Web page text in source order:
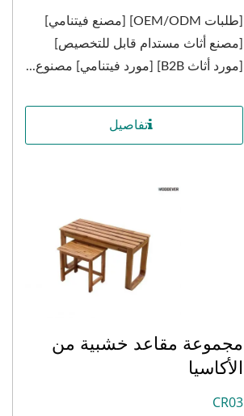
[طلبات OEM/ODM] [مصنع فيتنامي]
[مصنع أثاث مستدام قابل للتخصيص]
[مورد أثاث B2B] [مورد فيتنامي] مصنوع...
تفاصيل
مجموعة مقاعد خشبية من
الأكاسيا
CR03